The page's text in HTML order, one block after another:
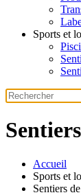
Sports et
Accueil
Sports et
Sentiers